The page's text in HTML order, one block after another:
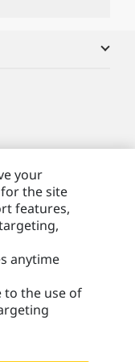
your
the site
features,
anytime
to the use of